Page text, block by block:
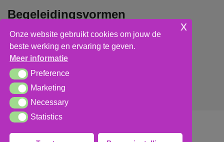
Begeleidingsvormen
Grote groepsbegeleiding
Kleine groepsbegeleiding
Individuele begeleiding
cookieverklaring
Onze website gebruikt cookies om jouw de
beste werking en ervaring te geven.
Meer informatie
PreferencePreference
MarketingMarketing
NecessaryNecessary
StatisticsStatistics
x